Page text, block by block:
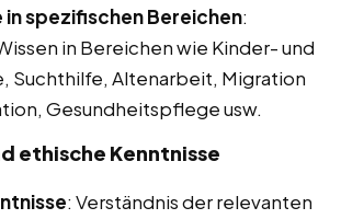
in spezifischen Bereichen:
in Bereichen wie Kinder- und
Suchthilfe, Altenarbeit, Migration
Gesundheitspflege usw.
ethische Kenntnisse
: Verständnis der relevanten